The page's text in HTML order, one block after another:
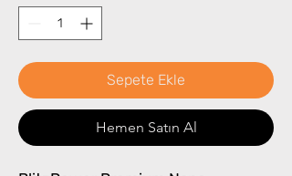
Sepete Ekle
Hemen Satın Al